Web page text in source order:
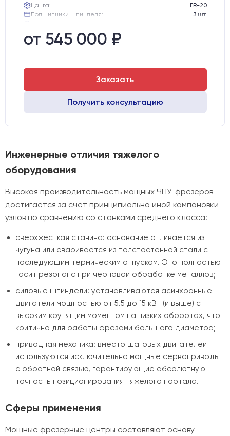
Цанга:
ER-20
Подшипники шпинделя:
3 шт.
Двигатели:
от 545 000 ₽
Заказать
Получить консультацию
Инженерные отличия тяжелого
оборудования
Высокая производительность мощных ЧПУ-фрезеров
достигается за счет принципиально иной компоновки
узлов по сравнению со станками среднего класса:
сверхжесткая станина: основание отливается из
чугуна или сваривается из толстостенной стали с
последующим термическим отпуском. Это полностью
гасит резонанс при черновой обработке металлов;
силовые шпиндели: устанавливаются асинхронные
двигатели мощностью от 5.5 до 15 кВт (и выше) с
высоким крутящим моментом на низких оборотах, что
критично для работы фрезами большого диаметра;
приводная механика: вместо шаговых двигателей
используются исключительно мощные сервоприводы
с обратной связью, гарантирующие абсолютную
точность позиционирования тяжелого портала.
Сферы применения
Мощные фрезерные центры составляют основу